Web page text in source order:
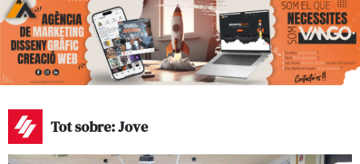
Tot sobre: Jove